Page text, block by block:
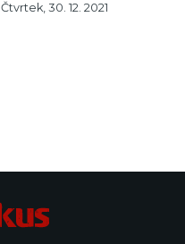
Čtvrtek, 30. 12. 2021